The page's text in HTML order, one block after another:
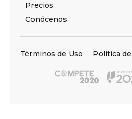
Precios
Conócenos
Términos de Uso Política